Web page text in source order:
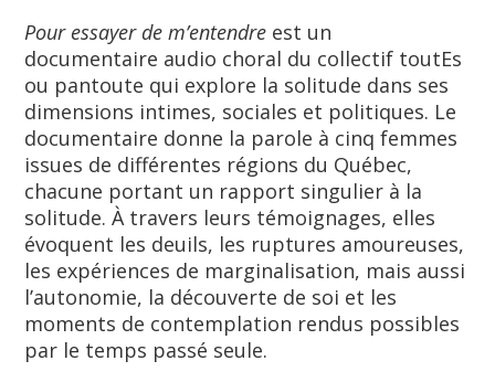
Pour essayer de m’entendre est un
documentaire audio choral du collectif toutEs
ou pantoute qui explore la solitude dans ses
dimensions intimes, sociales et politiques. Le
documentaire donne la parole à cinq femmes
issues de différentes régions du Québec,
chacune portant un rapport singulier à la
solitude. À travers leurs témoignages, elles
évoquent les deuils, les ruptures amoureuses,
les expériences de marginalisation, mais aussi
l’autonomie, la découverte de soi et les
moments de contemplation rendus possibles
par le temps passé seule.